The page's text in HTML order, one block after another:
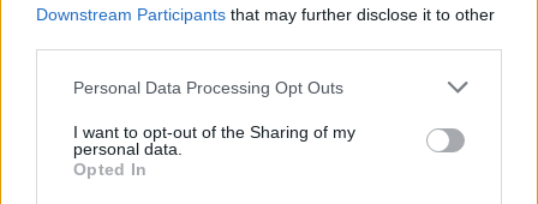
Downstream Participants that may further disclose it to other
Personal Data Processing Opt Outs
I want to opt-out of the Sharing of my
personal data.
Opted In